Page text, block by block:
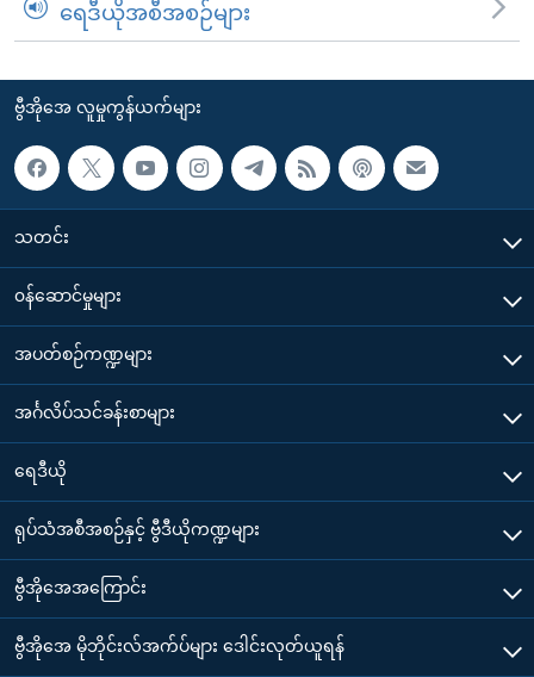
ရေဒီယိုအစီအစဉ်များ
ဗွီအိုအေ လူမှုကွန်ယက်များ
သတင်း
၀န်ဆောင်မှုများ
အပတ်စဉ်ကဏ္ဍများ
အင်္ဂလိပ်သင်ခန်းစာများ
ရေဒီယို
ရုပ်သံအစီအစဉ်နှင့် ဗွီဒီယိုကဏ္ဍများ
ဗွီအိုအေအကြောင်း
ဗွီအိုအေ မိုဘိုင်းလ်အက်ပ်များ ဒေါင်းလုတ်ယူရန်